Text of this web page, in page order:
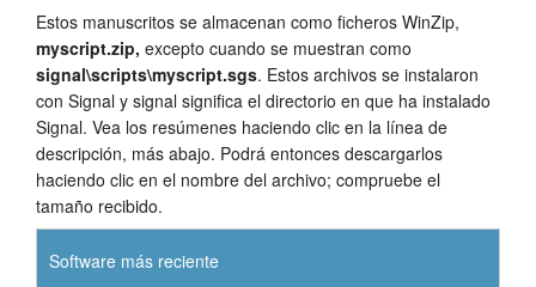
Estos manuscritos se almacenan como ficheros WinZip,
myscript.zip, excepto cuando se muestran como
signal\scripts\myscript.sgs. Estos archivos se instalaron
con Signal y signal significa el directorio en que ha instalado
Signal. Vea los resúmenes haciendo clic en la línea de
descripción, más abajo. Podrá entonces descargarlos
haciendo clic en el nombre del archivo; compruebe el
tamaño recibido.
Software más reciente